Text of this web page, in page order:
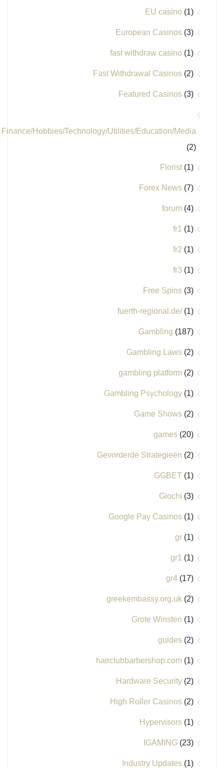
EU casino (1)
European Casinos (3)
fast withdraw casino (1)
Fast Withdrawal Casinos (2)
Featured Casinos (3)
Finance/Hobbies/Technology/Utilities/Education/Media
(2)
Florist (1)
Forex News (7)
forum (4)
fr1 (1)
fr2 (1)
fr3 (1)
Free Spins (3)
fuerth-regional.de/(1)
Gambling (187)
Gambling Laws (2)
gambling platform (2)
Gambling Psychology (1)
Game Shows (2)
games (20)
Gevorderde Strategieën (2)
GGBET (1)
Giochi (3)
Google Pay Casinos (1)
gr (1)
gr1 (1)
gr4 (17)
greekembassy.org.uk (2)
Grote Winsten (1)
guides (2)
hairclubbarbershop.com (1)
Hardware Security (2)
High Roller Casinos (2)
Hypervisors (1)
IGAMING (23)
Industry Updates (1)